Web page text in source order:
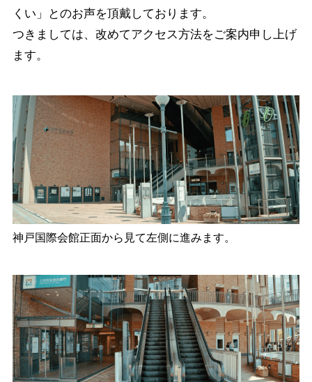
くい」とのお声を頂戴しております。
つきましては、改めてアクセス方法をご案内申し上げ
ます。
神戸国際会館正面から見て左側に進みます。